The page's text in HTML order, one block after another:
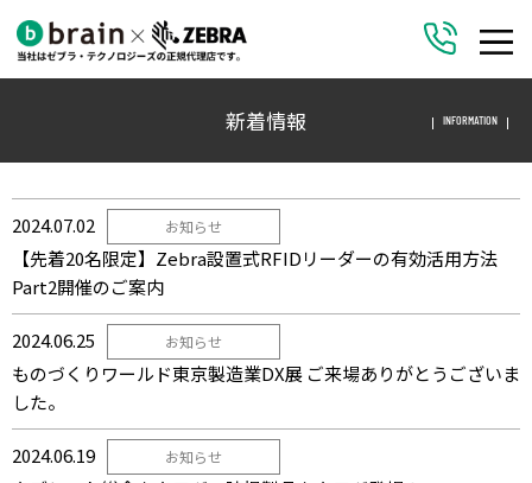
新着情報 INFORMATION
2024.07.02 お知らせ
【先着20名限定】Zebra設置式RFIDリーダーの有効活用方法
Part2開催のご案内
2024.06.25 お知らせ
ものづくりワールド東京製造業DX展 ご来場ありがとうございま
した。
2024.06.19 お知らせ